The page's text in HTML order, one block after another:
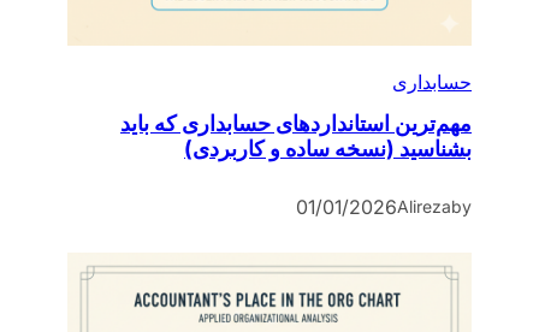
حسابداری
مهم‌ترین استانداردهای حسابداری که باید
بشناسید (نسخه ساده و کاربردی)
by
Alireza
01/01/2026